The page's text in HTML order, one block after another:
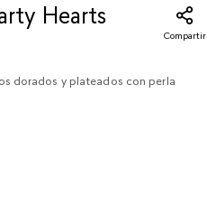
Hearts
Compartir
dorados y plateados con perla